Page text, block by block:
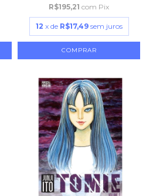
R$195,21 com Pix
12 x de R$17,49 sem juros